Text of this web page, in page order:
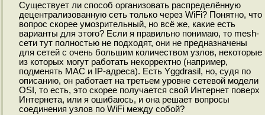
Существует ли способ организовать распределённую
децентрализованную сеть только через WiFi? Понятно, что
вопрос скорее умозрительный, но всё же, какие есть
варианты для этого? Если я правильно понимаю, то mesh-
сети тут полностью не подходят, они не предназначены
для сетей с очень большим количеством узлов, некоторые
из которых могут работать некорректно (например,
подменять MAC и IP-адреса). Есть Yggdrasil, но, судя по
описанию, он работает на третьем уровне сетевой модели
OSI, то есть, это скорее получается свой Интернет поверх
Интернета, или я ошибаюсь, и она решает вопросы
соединения узлов по WiFi между собой?